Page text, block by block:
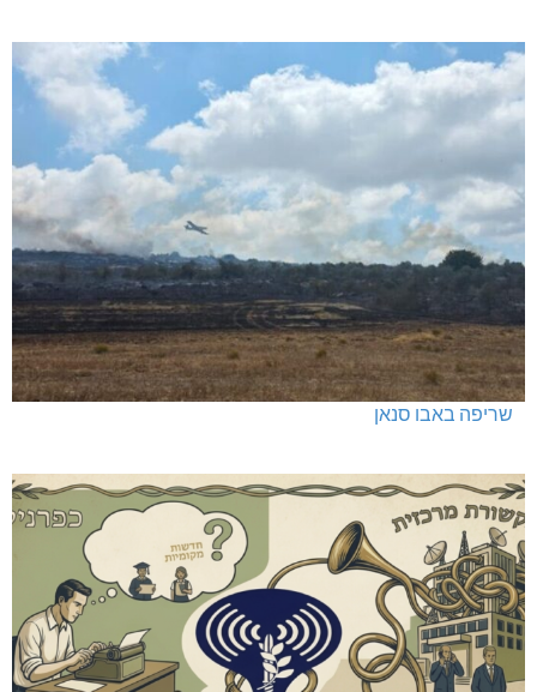
שריפה באבו סנאן